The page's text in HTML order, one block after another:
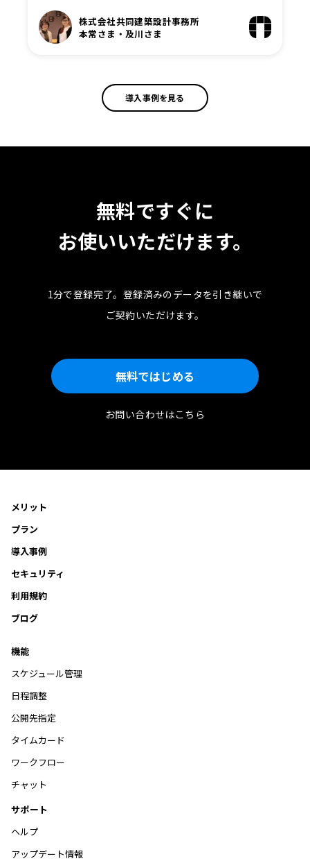
株式会社共同建築設計事務所
本常さま・及川さま
導入事例を見る
無料ですぐに
お使いいただけます。
1分で登録完了。 登録済みのデータを引き継いで
ご契約いただけます。
無料ではじめる
お問い合わせはこちら
メリット
プラン
導入事例
セキュリティ
利用規約
ブログ
機能
スケジュール管理
日程調整
公開先指定
タイムカード
ワークフロー
チャット
サポート
ヘルプ
アップデート情報